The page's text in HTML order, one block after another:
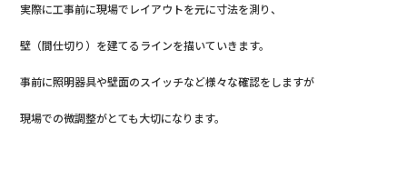
実際に工事前に現場でレイアウトを元に寸法を測り、
壁（間仕切り）を建てるラインを描いていきます。
事前に照明器具や壁面のスイッチなど様々な確認をしますが
現場での微調整がとても大切になります。